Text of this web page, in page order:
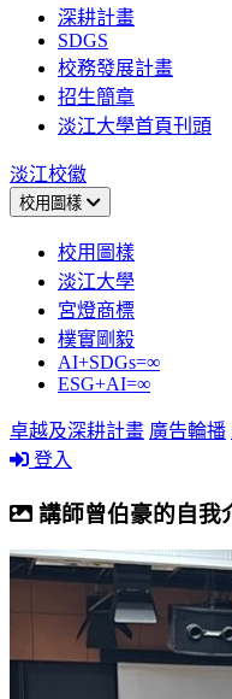
深耕計畫
SDGS
校務發展計畫
招生簡章
淡江大學首頁刊頭
淡江校徽
校用圖樣
校用圖樣
淡江大學
宮燈商標
樸實剛毅
AI+SDGs=∞
ESG+AI=∞
卓越及深耕計畫 廣告輪播
登入
講師曾伯豪的自我